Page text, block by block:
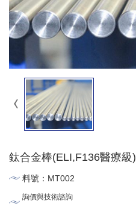
鈦合金棒(ELI,F136醫療級)
料號：MT002
詢價與技術諮詢